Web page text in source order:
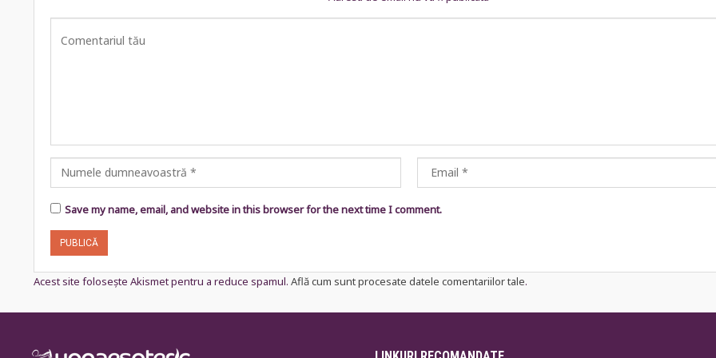
Save my name, email, and website in this browser for the next time I comment.
Acest site folosește Akismet pentru a reduce spamul. Află cum sunt procesate datele comentariilor tale.